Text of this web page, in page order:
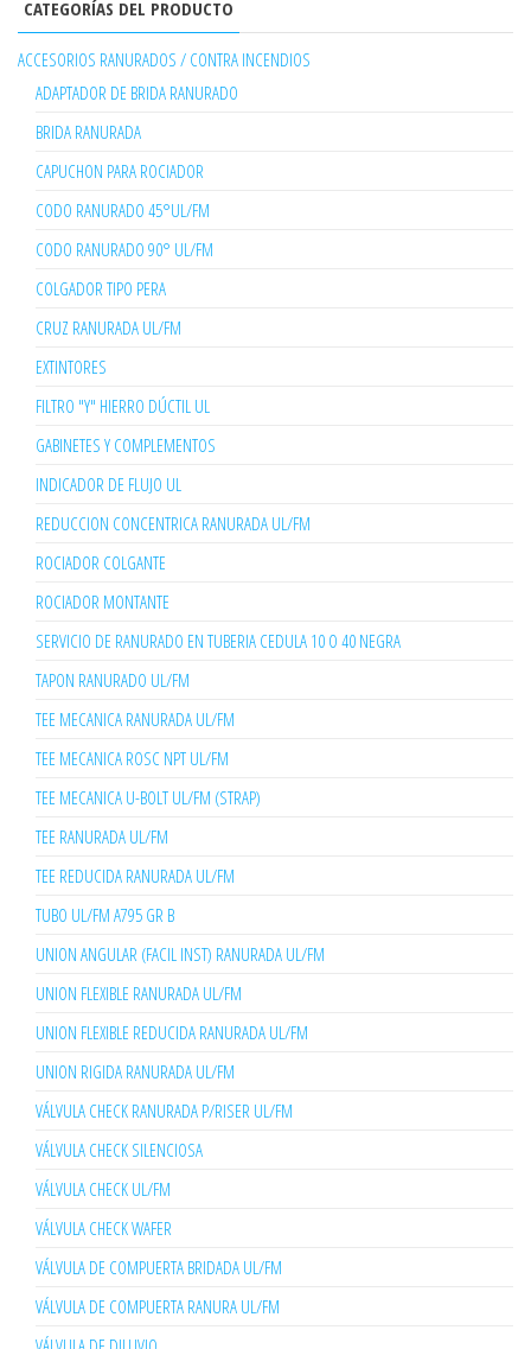
CATEGORÍAS DEL PRODUCTO
ACCESORIOS RANURADOS / CONTRA INCENDIOS
ADAPTADOR DE BRIDA RANURADO
BRIDA RANURADA
CAPUCHON PARA ROCIADOR
CODO RANURADO 45°UL/FM
CODO RANURADO 90° UL/FM
COLGADOR TIPO PERA
CRUZ RANURADA UL/FM
EXTINTORES
FILTRO "Y" HIERRO DÚCTIL UL
GABINETES Y COMPLEMENTOS
INDICADOR DE FLUJO UL
REDUCCION CONCENTRICA RANURADA UL/FM
ROCIADOR COLGANTE
ROCIADOR MONTANTE
SERVICIO DE RANURADO EN TUBERIA CEDULA 10 O 40 NEGRA
TAPON RANURADO UL/FM
TEE MECANICA RANURADA UL/FM
TEE MECANICA ROSC NPT UL/FM
TEE MECANICA U-BOLT UL/FM (STRAP)
TEE RANURADA UL/FM
TEE REDUCIDA RANURADA UL/FM
TUBO UL/FM A795 GR B
UNION ANGULAR (FACIL INST) RANURADA UL/FM
UNION FLEXIBLE RANURADA UL/FM
UNION FLEXIBLE REDUCIDA RANURADA UL/FM
UNION RIGIDA RANURADA UL/FM
VÁLVULA CHECK RANURADA P/RISER UL/FM
VÁLVULA CHECK SILENCIOSA
VÁLVULA CHECK UL/FM
VÁLVULA CHECK WAFER
VÁLVULA DE COMPUERTA BRIDADA UL/FM
VÁLVULA DE COMPUERTA RANURA UL/FM